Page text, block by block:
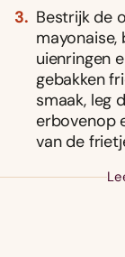
Bestrijk de
mayonaise,
uienringen
gebakken
smaak, leg
erbovenop
van de